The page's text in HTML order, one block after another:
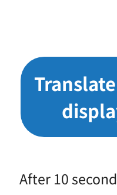
After 10
燃や
燃や
いご
ック